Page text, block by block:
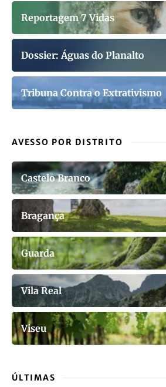
Reportagem 7 Vidas
Dossier: Águas do Planalto
Tribuna Contra o Extrativismo
AVESSO POR DISTRITO
Castelo Branco
Bragança
Guarda
Vila Real
Viseu
ÚLTIMAS